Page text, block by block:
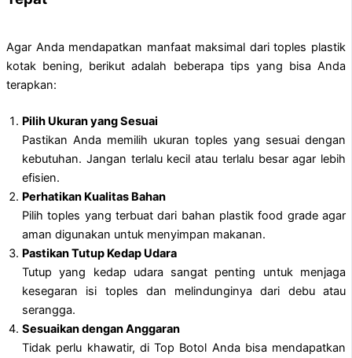
Agar Anda mendapatkan manfaat maksimal dari toples plastik
kotak bening, berikut adalah beberapa tips yang bisa Anda
terapkan:
Pilih Ukuran yang Sesuai
Pastikan Anda memilih ukuran toples yang sesuai dengan
kebutuhan. Jangan terlalu kecil atau terlalu besar agar lebih
efisien.
Perhatikan Kualitas Bahan
Pilih toples yang terbuat dari bahan plastik food grade agar
aman digunakan untuk menyimpan makanan.
Pastikan Tutup Kedap Udara
Tutup yang kedap udara sangat penting untuk menjaga
kesegaran isi toples dan melindunginya dari debu atau
serangga.
Sesuaikan dengan Anggaran
Tidak perlu khawatir, di Top Botol Anda bisa mendapatkan